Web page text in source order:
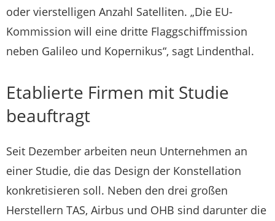
oder vierstelligen Anzahl Satelliten. „Die EU-
Kommission will eine dritte Flaggschiffmission
neben Galileo und Kopernikus“, sagt Lindenthal.
Etablierte Firmen mit Studie
beauftragt
Seit Dezember arbeiten neun Unternehmen an
einer Studie, die das Design der Konstellation
konkretisieren soll. Neben den drei großen
Herstellern TAS, Airbus und OHB sind darunter die